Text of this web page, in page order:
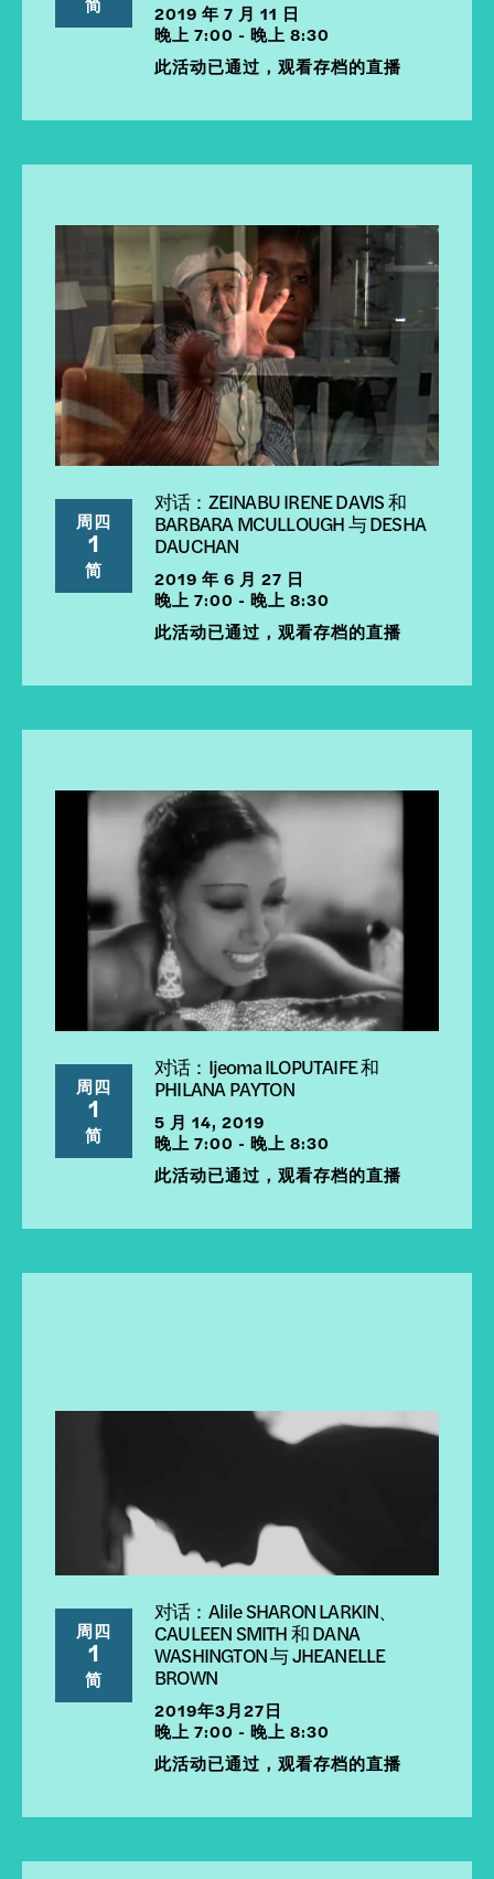
2019 年 7 月 11 日
晚上 7:00 - 晚上 8:30
此活动已通过，观看存档的直播
周四
1
简
对话：ZEINABU IRENE DAVIS 和
BARBARA MCULLOUGH 与 DESHA
DAUCHAN
2019 年 6 月 27 日
晚上 7:00 - 晚上 8:30
此活动已通过，观看存档的直播
周四
1
简
对话：Ijeoma ILOPUTAIFE 和
PHILANA PAYTON
5 月 14, 2019
晚上 7:00 - 晚上 8:30
此活动已通过，观看存档的直播
周四
1
简
对话：Alile SHARON LARKIN、
CAULEEN SMITH 和 DANA
WASHINGTON 与 JHEANELLE
BROWN
2019年3月27日
晚上 7:00 - 晚上 8:30
此活动已通过，观看存档的直播